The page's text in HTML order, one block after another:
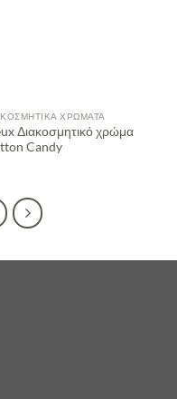
ΧΡΏΜΑΤΑ
Διακοσμητικό χρώμα
Candy